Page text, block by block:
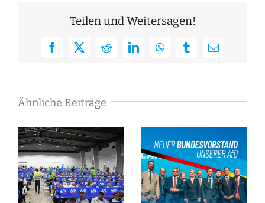
Teilen und Weitersagen!
Facebook
X RedditLinkedInWhatsAppTumblrE-
Ähnliche Beiträge